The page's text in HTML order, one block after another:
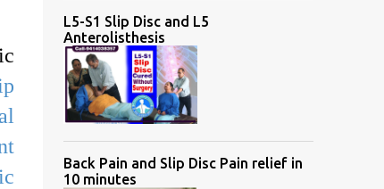
L5-S1 Slip Disc and L5
Anterolisthesis
Back Pain and Slip Disc Pain relief in
10 minutes